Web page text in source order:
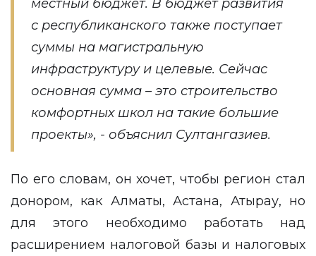
местный бюджет. В бюджет развития
с республиканского также поступает
суммы на магистральную
инфраструктуру и целевые. Сейчас
основная сумма – это строительство
комфортных школ на такие большие
проекты», - объяснил Султангазиев.
По его словам, он хочет, чтобы регион стал
донором, как Алматы, Астана, Атырау, но
для этого необходимо работать над
расширением налоговой базы и налоговых